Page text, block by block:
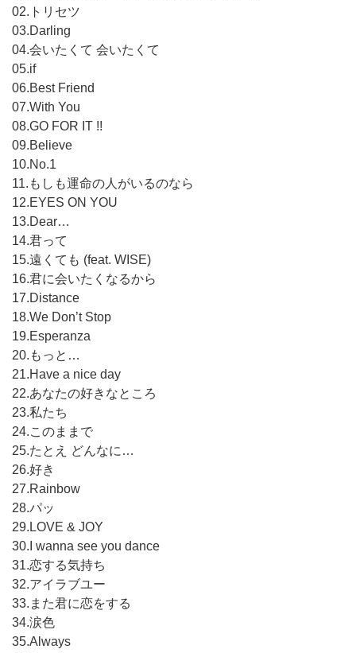
02.トリセツ
03.Darling
04.会いたくて 会いたくて
05.if
06.Best Friend
07.With You
08.GO FOR IT !!
09.Believe
10.No.1
11.もしも運命の人がいるのなら
12.EYES ON YOU
13.Dear…
14.君って
15.遠くても (feat. WISE)
16.君に会いたくなるから
17.Distance
18.We Don’t Stop
19.Esperanza
20.もっと…
21.Have a nice day
22.あなたの好きなところ
23.私たち
24.このままで
25.たとえ どんなに…
26.好き
27.Rainbow
28.パッ
29.LOVE & JOY
30.I wanna see you dance
31.恋する気持ち
32.アイラブユー
33.また君に恋をする
34.涙色
35.Always